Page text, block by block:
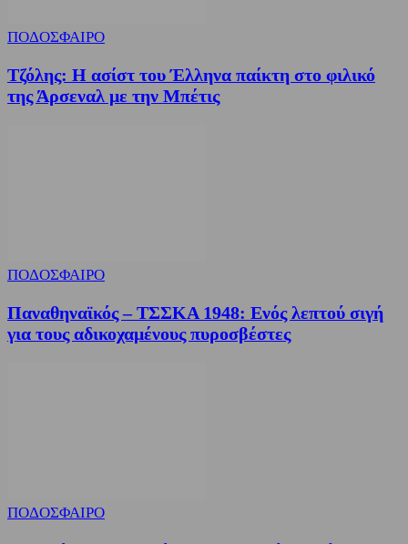
ΠΟΔΟΣΦΑΙΡΟ
Τζόλης: Η ασίστ του Έλληνα παίκτη στο φιλικό
της Άρσεναλ με την Μπέτις
ΠΟΔΟΣΦΑΙΡΟ
Παναθηναϊκός – ΤΣΣΚΑ 1948: Ενός λεπτού σιγή
για τους αδικοχαμένους πυροσβέστες
ΠΟΔΟΣΦΑΙΡΟ